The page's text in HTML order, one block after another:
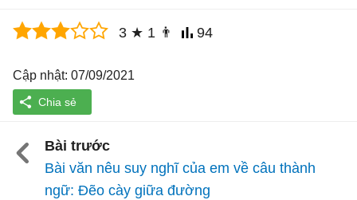
3 ★ 1 👨 94
Cập nhật: 07/09/2021
Bài trước
Bài văn nêu suy nghĩ của em về câu thành
ngữ: Đẽo cày giữa đường